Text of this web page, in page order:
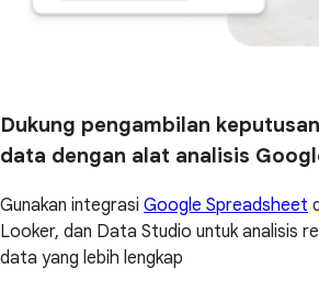
Dukung pengambilan
data dengan alat analisis
Gunakan integrasi Google Spreadsheet
Looker, dan Data Studio untuk analisis
data yang lebih lengkap